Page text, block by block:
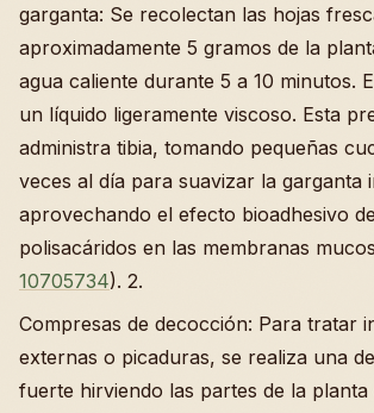
garganta: Se recolectan las hojas
aproximadamente 5 gramos de la
agua caliente durante 5 a 10 minutos.
un líquido ligeramente viscoso. Esta
administra tibia, tomando pequeñas
veces al día para suavizar la garganta
aprovechando el efecto bioadhesivo
polisacáridos en las membranas
10705734). 2.
Compresas de decocción: Para tratar
externas o picaduras, se realiza una
fuerte hirviendo las partes de la planta